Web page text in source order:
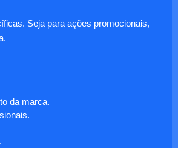
Seja para ações promocionais,
da marca.